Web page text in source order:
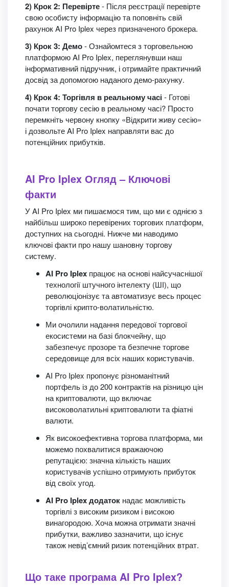
2) Крок 2: Перевірте- Після реєстрації перевірте
свою особисту інформацію та поповніть свій
рахунок AI Pro Iplex через призначеного брокера.
3) Крок 3: Демо- Ознайомтеся з торговельною
платформою AI Pro Iplex, переглянувши наш
інформативний підручник, і отримайте практичний
досвід за допомогою наданого демо-рахунку.
4) Крок 4: Торгівля в реальному часі- Готові
почати торгову сесію в реальному часі? Просто
перемкніть червону кнопку «Відкрити живу сесію»
і дозвольте AI Pro Iplex направляти вас до
потенційних прибутків.
AI Pro Iplex Огляд – Ключові
факти
У AI Pro Iplex ми пишаємося тим, що ми є однією з
найбільш широко перевірених торгових платформ,
доступних на сьогодні. Нижче ми наводимо
ключові факти про нашу шановну торгову
систему.
AI Pro Iplex працює на основі найсучаснішої
технології штучного інтелекту (ШІ), що
революціонізує та автоматизує весь процес
торгівлі крипто-волатильністю.
Ми очолили надання передової торгової
екосистеми на базі блокчейну, що
забезпечує прозоре та безпечне торгове
середовище для всіх наших користувачів.
AI Pro Iplex пропонує різноманітний
портфель із до 200 контрактів на різницю цін
на криптовалюти, що включає
високоволатильні криптовалюти та фіатні
валюти.
Як високоефективна торгова платформа, ми
можемо похвалитися вражаючою
репутацією: значна кількість наших
користувачів успішно отримують прибуток
від своїх угод.
AI Pro Iplex додаток надає можливість
торгівлі з високим ризиком і високою
винагородою. Хоча можна отримати значні
прибутки, важливо зазначити, що існує
також невід’ємний ризик потенційних втрат.
Що таке програма AI Pro Iplex?